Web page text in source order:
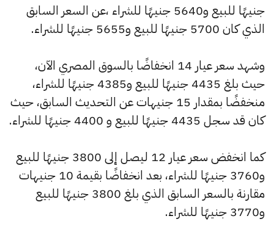
جنيهًا للبيع و5640 جنيهًا للشراء ،عن السعر السابق
الذي كان 5700 جنيهًا للبيع و5655 جنيهًا للشراء.
وشهد سعر عيار 14 انخفاضًا بالسوق المصري الآن،
حيث بلغ 4435 جنيهًا للبيع و4385 جنيهًا للشراء،
منخفضًا بمقدار 15 جنيهات عن التحديث السابق، حيث
كان قد سجل 4435 جنيهًا للبيع و 4400 جنيهًا للشراء.
كما انخفض سعر عيار 12 ليصل إلى 3800 جنيهًا للبيع
و3760 جنيهًا للشراء، بعد انخفاضًا بقيمة 10 جنيهات
مقارنة بالسعر السابق الذي بلغ 3800 جنيهًا للبيع
و3770 جنيهًا للشراء.